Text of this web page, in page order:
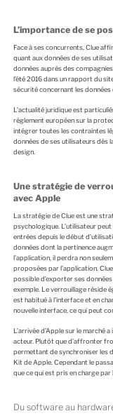
L’importance de se
Face à ses concurrents, Clue
quant aux données de ses
données auprès des
l’été 2016 dans un rapport du
sécurité concernant les
L’actualité juridique est
règlement européen sur la
intégrer toutes les contraintes
données de ses utilisateurs dès
design.
Une stratégie de
avec Apple
La stratégie de Clue est une
psychologique. L’utilisateur peut
entrées depuis le début
données dont la pertinence
l’application, il perdra non
proposées par l’application.
possible d’exporter ses
exemple. Le verrouillage réside
est habitué à l’interface et en
nouvelle interface, ce qui peut
L’arrivée d’Apple sur le marché
acteur. Plutôt que d’affronter
permettant de synchroniser les
Kit de Apple. Cependant le
que ce qui est pris en charge
Du software au